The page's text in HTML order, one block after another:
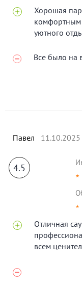
Хорошая
комфортным
уютного
Все было на
Павел 11.10.2025
4.5
★
★
Отличная
всем